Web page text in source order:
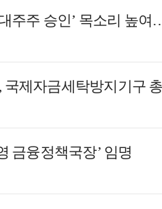
주주 승인’ 목소리 높
제자금세탁방지기구
금융정책국장’ 임명